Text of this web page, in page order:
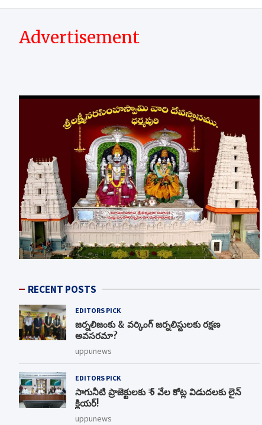
Advertisement
RECENT POSTS
EDITORS PICK
జర్నలిజంకు & వర్కింగ్ జర్నలిస్టులకు రక్షణ
అవసరమా?
uppunews
EDITORS PICK
సాగునీటి ప్రాజెక్టులకు ₹ 5 వేల కోట్ల విడుదలకు లైన్
క్లియర్!
uppunews